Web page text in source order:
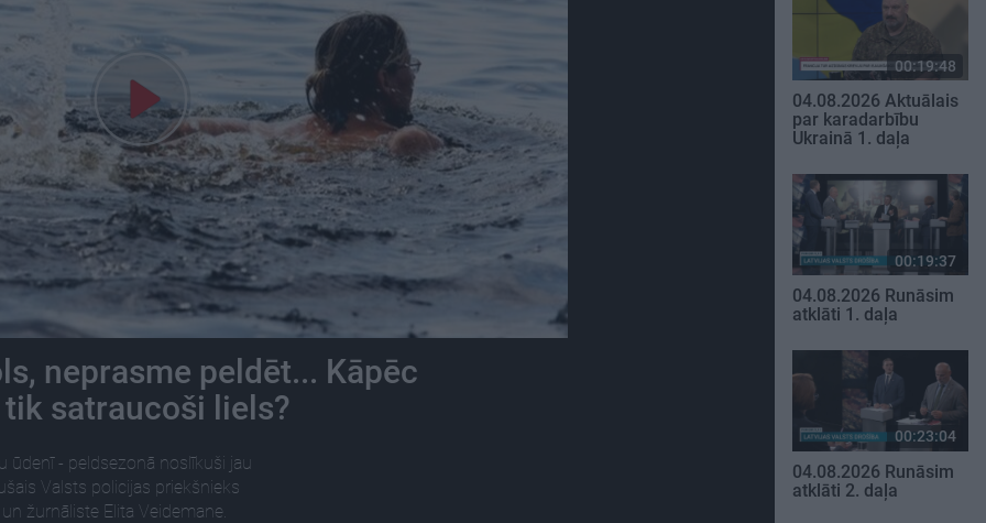
neprasme peldēt... Kāpēc
satraucoši liels?
ūdenī - peldsezonā noslīkuši jau
Valsts policijas priekšnieks
žurnāliste Elita Veidemane.
00:19:48
04.08.2026 Aktuālais
par karadarbību
Ukrainā 1. daļa
00:19:37
04.08.2026 Runāsim
atklāti 1. daļa
00:23:04
04.08.2026 Runāsim
atklāti 2. daļa